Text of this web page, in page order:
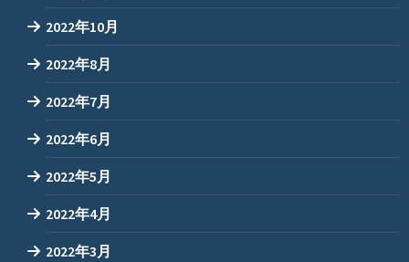
2022年10月
2022年8月
2022年7月
2022年6月
2022年5月
2022年4月
2022年3月